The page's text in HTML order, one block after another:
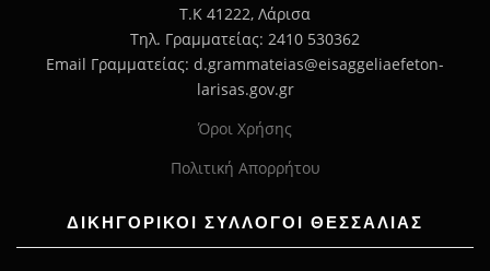
Τ.Κ 41222, Λάρισα
Τηλ. Γραμματείας: 2410 530362
Email Γραμματείας: d.grammateias@eisaggeliaefeton-
larisas.gov.gr
Όροι Χρήσης
Πολιτική Απορρήτου
ΔΙΚΗΓΟΡΙΚΟΙ ΣΥΛΛΟΓΟΙ ΘΕΣΣΑΛΙΑΣ